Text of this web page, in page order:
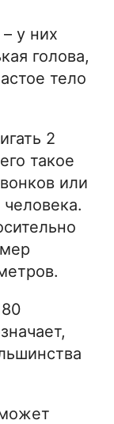
у них
голова,
тело
2
такое
или